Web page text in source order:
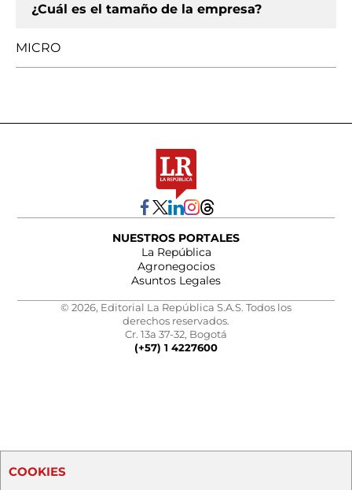
¿Cuál es el tamaño de la empresa?
MICRO
NUESTROS PORTALES
La República
Agronegocios
Asuntos Legales
© 2026, Editorial La República S.A.S. Todos los
derechos reservados.
Cr. 13a 37-32, Bogotá
(+57) 1 4227600
COOKIES